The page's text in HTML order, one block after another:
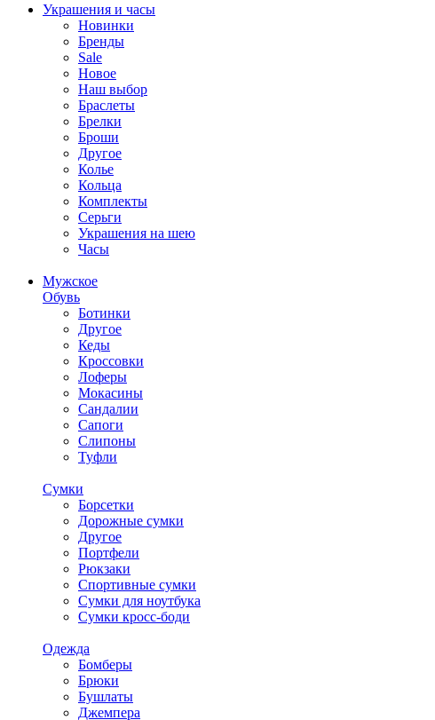
Украшения и часы
Новинки
Бренды
Sale
Новое
Наш выбор
Браслеты
Брелки
Броши
Другое
Колье
Кольца
Комплекты
Серьги
Украшения на шею
Часы
Мужское
Обувь
Ботинки
Другое
Кеды
Кроссовки
Лоферы
Мокасины
Сандалии
Сапоги
Слипоны
Туфли
Сумки
Борсетки
Дорожные сумки
Другое
Портфели
Рюкзаки
Спортивные сумки
Сумки для ноутбука
Сумки кросс-боди
Одежда
Бомберы
Брюки
Бушлаты
Джемпера